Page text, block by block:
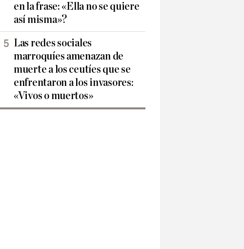
en la frase: «Ella no se quiere
así misma»?
Las redes sociales
marroquíes amenazan de
muerte a los ceutíes que se
enfrentaron a los invasores:
«Vivos o muertos»